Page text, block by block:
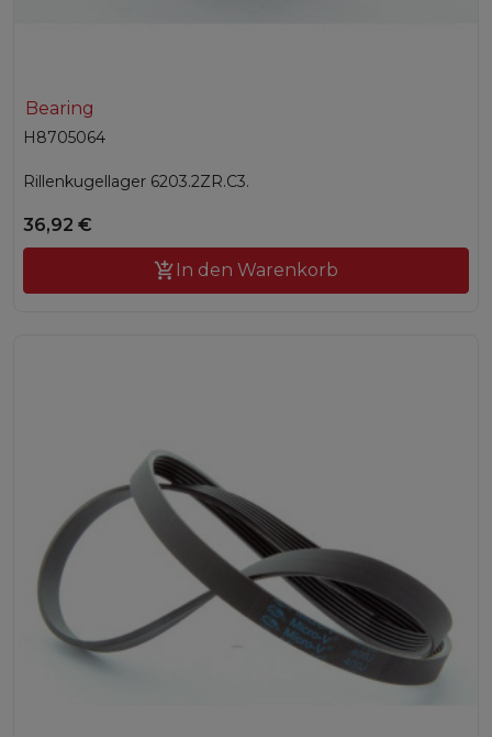
Bearing
H8705064
Rillenkugellager 6203.2ZR.C3.
36,92 €
 In den Warenkorb